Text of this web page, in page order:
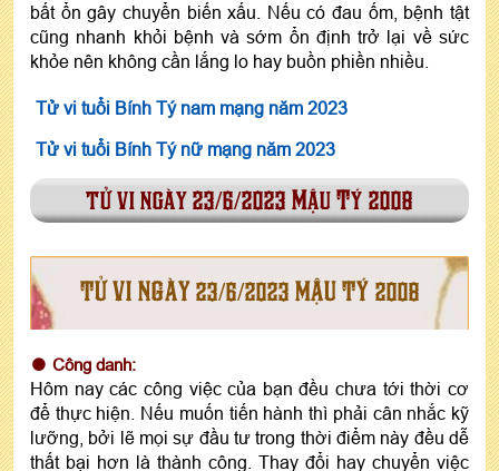
bất ổn gây chuyển biến xấu. Nếu có đau ốm, bệnh tật
cũng nhanh khỏi bệnh và sớm ổn định trở lại về sức
khỏe nên không cần lắng lo hay buồn phiền nhiều.
Tử vi tuổi Bính Tý nam mạng năm 2023
Tử vi tuổi Bính Tý nữ mạng năm 2023
tử vi ngày 23/6/2023 Mậu Tý 2008
TỬ VI NGÀY 23/6/2023 MẬU TÝ 2008
Công danh:
Hôm nay các công việc của bạn đều chưa tới thời cơ
để thực hiện. Nếu muốn tiến hành thì phải cân nhắc kỹ
lưỡng, bởi lẽ mọi sự đầu tư trong thời điểm này đều dễ
thất bại hơn là thành công. Thay đổi hay chuyển việc